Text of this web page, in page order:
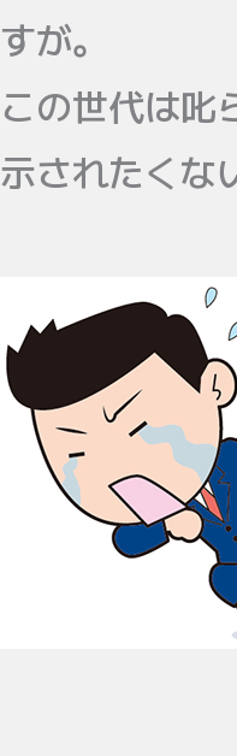
すが。
この世代は叱
示されたくな